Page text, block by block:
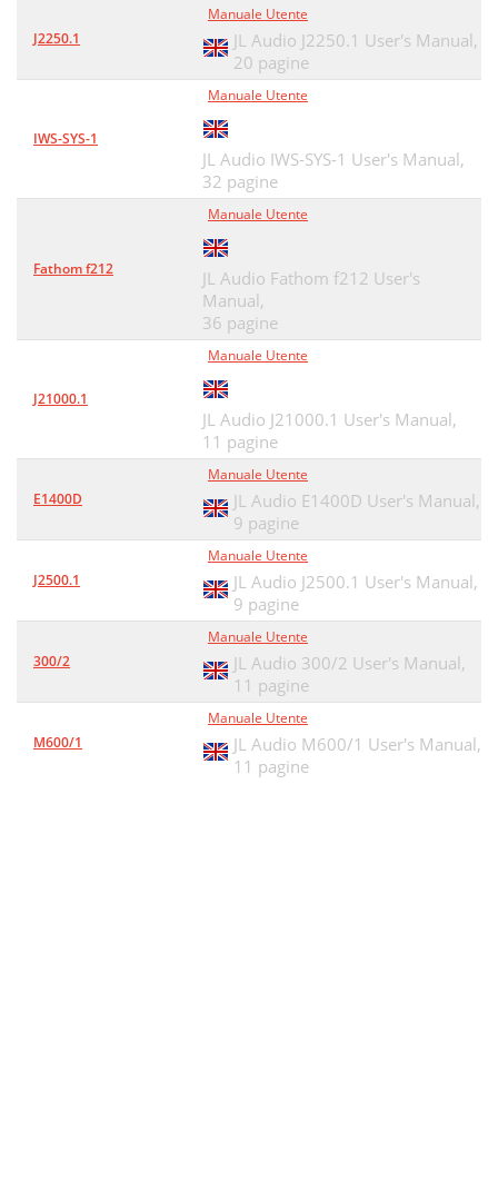
J2250.1
Manuale Utente
JL Audio J2250.1 User's Manual,
20 pagine
IWS-SYS-1
Manuale Utente
JL Audio IWS-SYS-1 User's Manual,
32 pagine
Fathom f212
Manuale Utente
JL Audio Fathom f212 User's
Manual,
36 pagine
J21000.1
Manuale Utente
JL Audio J21000.1 User's Manual,
11 pagine
E1400D
Manuale Utente
JL Audio E1400D User's Manual,
9 pagine
J2500.1
Manuale Utente
JL Audio J2500.1 User's Manual,
9 pagine
300/2
Manuale Utente
JL Audio 300/2 User's Manual,
11 pagine
M600/1
Manuale Utente
JL Audio M600/1 User's Manual,
11 pagine